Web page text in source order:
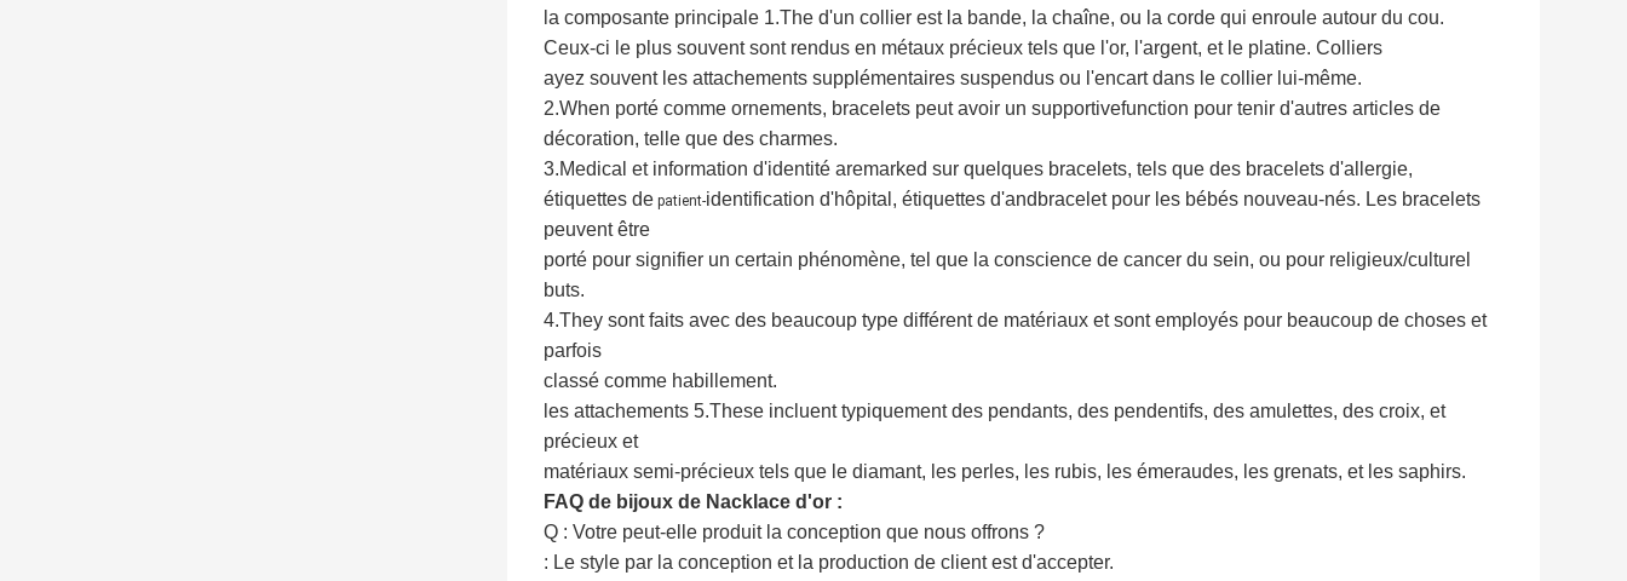
la composante principale 1.The d'un collier est la bande, la chaîne, ou la corde qui enroule autour du cou.
Ceux-ci le plus souvent sont rendus en métaux précieux tels que l'or, l'argent, et le platine. Colliers
ayez souvent les attachements supplémentaires suspendus ou l'encart dans le collier lui-même.
2.When porté comme ornements, bracelets peut avoir un supportivefunction pour tenir d'autres articles de
décoration, telle que des charmes.
3.Medical et information d'identité aremarked sur quelques bracelets, tels que des bracelets d'allergie,
étiquettes de patient-identification d'hôpital, étiquettes d'andbracelet pour les bébés nouveau-nés. Les bracelets
peuvent être
porté pour signifier un certain phénomène, tel que la conscience de cancer du sein, ou pour religieux/culturel
buts.
4.They sont faits avec des beaucoup type différent de matériaux et sont employés pour beaucoup de choses et
parfois
classé comme habillement.
les attachements 5.These incluent typiquement des pendants, des pendentifs, des amulettes, des croix, et
précieux et
matériaux semi-précieux tels que le diamant, les perles, les rubis, les émeraudes, les grenats, et les saphirs.
FAQ de bijoux de Nacklace d'or :
Q : Votre peut-elle produit la conception que nous offrons ?
: Le style par la conception et la production de client est d'accepter.